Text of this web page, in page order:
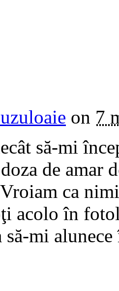
on 7
să-mi
de amar
ca
acolo în
să-mi